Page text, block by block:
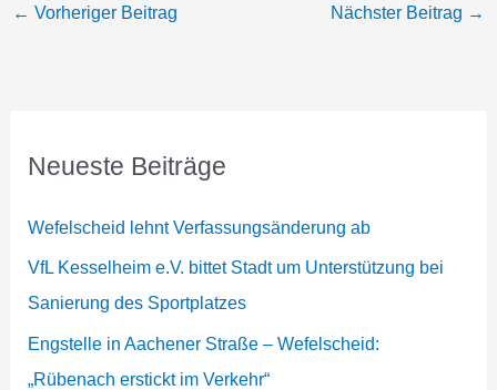
← Vorheriger Beitrag Nächster Beitrag →
Neueste Beiträge
Wefelscheid lehnt Verfassungsänderung ab
VfL Kesselheim e.V. bittet Stadt um Unterstützung bei
Sanierung des Sportplatzes
Engstelle in Aachener Straße – Wefelscheid:
„Rübenach erstickt im Verkehr“